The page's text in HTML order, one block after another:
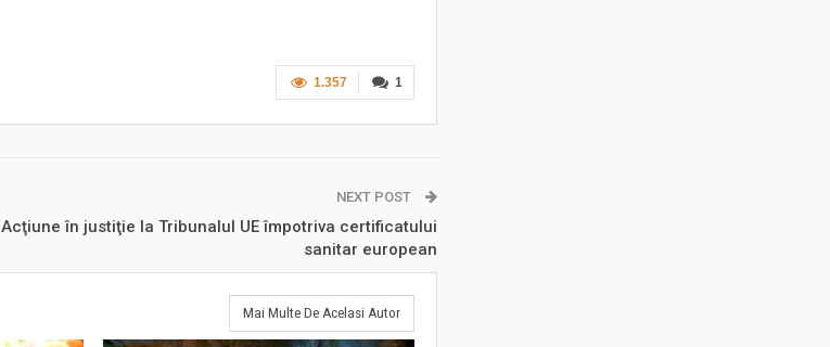
1
1.357
NEXT POST
Acţiune în justiţie la Tribunalul UE împotriva certificatului
sanitar european
Mai Multe De Acelasi Autor